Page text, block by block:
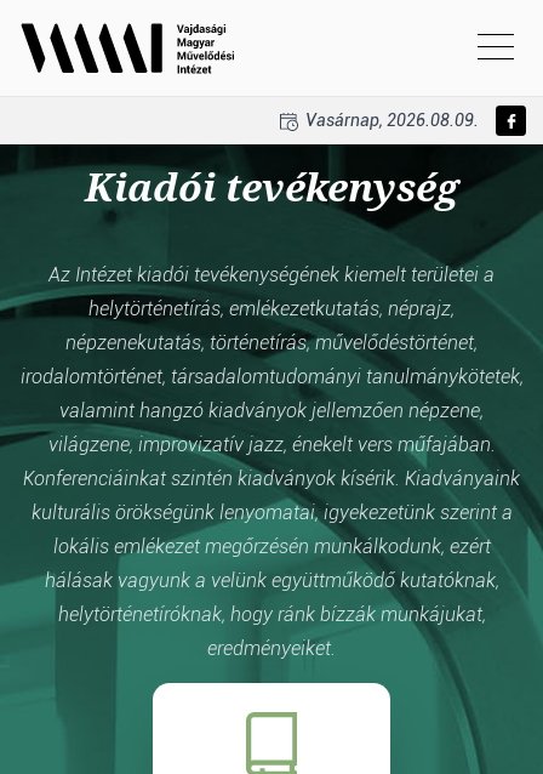
Vasárnap, 2026.08.09.
Kiadói tevékenység
Az Intézet kiadói tevékenységének kiemelt területei a
helytörténetírás, emlékezetkutatás, néprajz,
népzenekutatás, történetírás, művelődéstörténet,
irodalomtörténet, társadalomtudományi tanulmánykötetek,
valamint hangzó kiadványok jellemzően népzene,
világzene, improvizatív jazz, énekelt vers műfajában.
Konferenciáinkat szintén kiadványok kísérik. Kiadványaink
kulturális örökségünk lenyomatai, igyekezetünk szerint a
lokális emlékezet megőrzésén munkálkodunk, ezért
hálásak vagyunk a velünk együttműködő kutatóknak,
helytörténetíróknak, hogy ránk bízzák munkájukat,
eredményeiket.